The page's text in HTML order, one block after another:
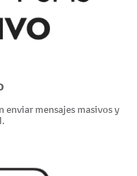
mensajes masivos y